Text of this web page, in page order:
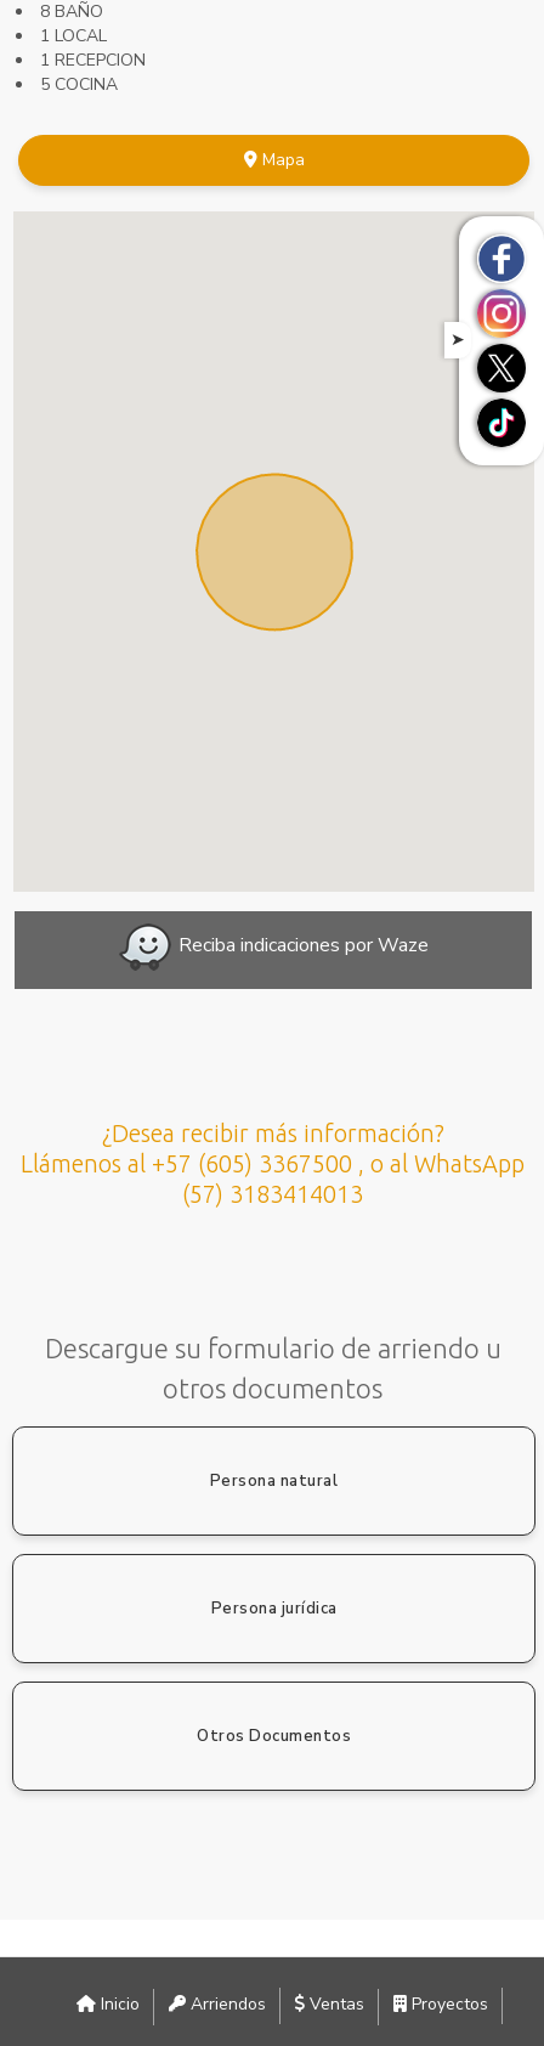
8 BAÑO
1 LOCAL
1 RECEPCION
5 COCINA
Mapa
Reciba indicaciones por Waze
¿Desea recibir más información?
Llámenos al +57 (605) 3367500 , o al WhatsApp
(57) 3183414013
Descargue su formulario de arriendo u
otros documentos
Persona natural
Persona jurídica
Otros Documentos
Inicio Arriendos Ventas Proyectos
➤